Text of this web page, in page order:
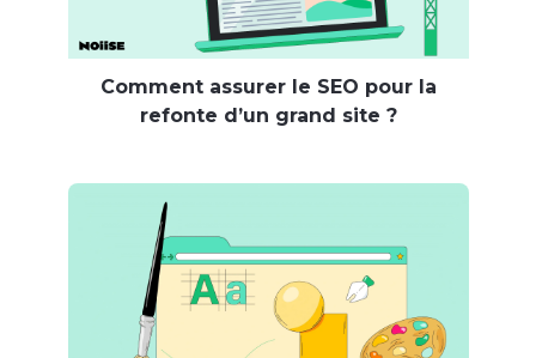
Comment assurer le SEO pour la
refonte d’un grand site ?